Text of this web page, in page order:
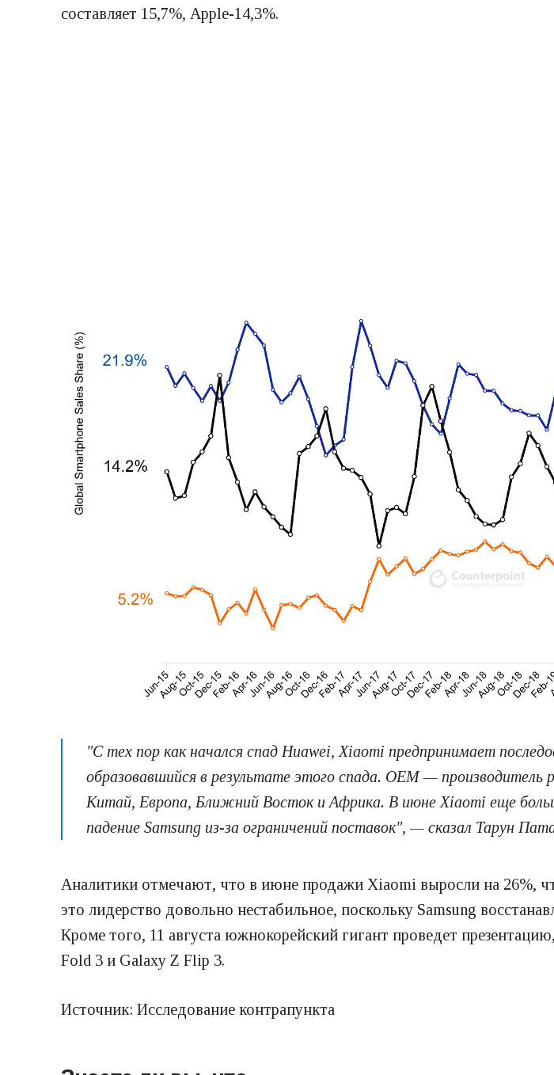
составляет 15,7%, Apple-14,3%.
"С тех пор как начался спад Huawei, Xiaomi предпринимает
образовавшийся в результате этого спада. OEM —
Китай, Европа, Ближний Восток и Африка. В июне Xiaomi еще
падение Samsung из-за ограничений поставок", — сказал Тарун
Аналитики отмечают, что в июне продажи Xiaomi выросли на 26%,
это лидерство довольно нестабильное, поскольку Samsung
Кроме того, 11 августа южнокорейский гигант проведет
Fold 3 и Galaxy Z Flip 3.
Источник: Исследование контрапункта